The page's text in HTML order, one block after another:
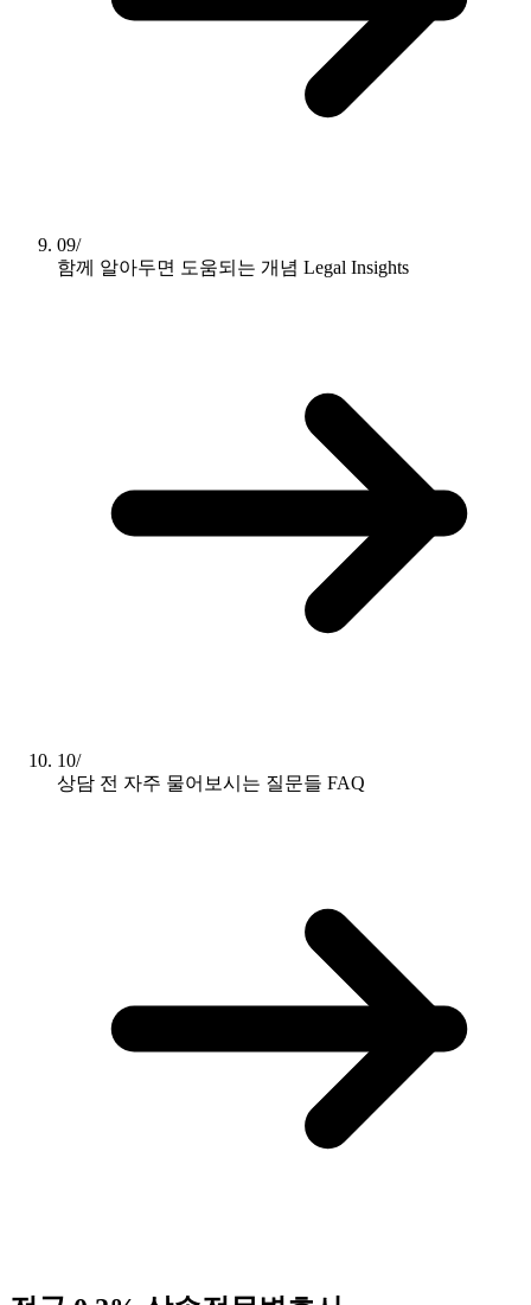
09/
함께 알아두면 도움되는 개념 Legal Insights
10/
상담 전 자주 물어보시는 질문들 FAQ